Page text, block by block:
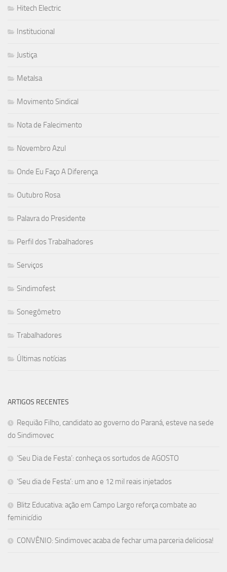
Hitech Electric
Institucional
Justiça
Metalsa
Movimento Sindical
Nota de Falecimento
Novembro Azul
Onde Eu Faço A Diferença
Outubro Rosa
Palavra do Presidente
Perfil dos Trabalhadores
Serviços
Sindimofest
Sonegômetro
Trabalhadores
Últimas notícias
ARTIGOS RECENTES
Requião Filho, candidato ao governo do Paraná, esteve na sede
do Sindimovec
‘Seu Dia de Festa’: conheça os sortudos de AGOSTO
‘Seu dia de Festa’: um ano e 12 mil reais injetados
Blitz Educativa: ação em Campo Largo reforça combate ao
feminicídio
CONVÊNIO: Sindimovec acaba de fechar uma parceria deliciosa!